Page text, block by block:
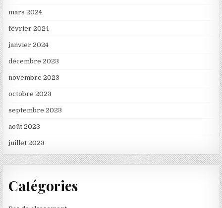
mars 2024
février 2024
janvier 2024
décembre 2023
novembre 2023
octobre 2023
septembre 2023
août 2023
juillet 2023
Catégories